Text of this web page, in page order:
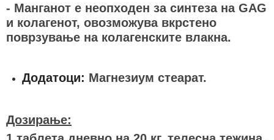
- Манганот е неопходен за синтеза на GAG
и колагенот, овозможува вкрстено
поврзување на колагенските влакна.
Додатоци: Магнезиум стеарат.
Дозирање: